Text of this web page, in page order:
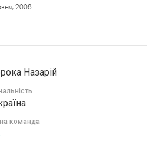
2008
Назарій
команда